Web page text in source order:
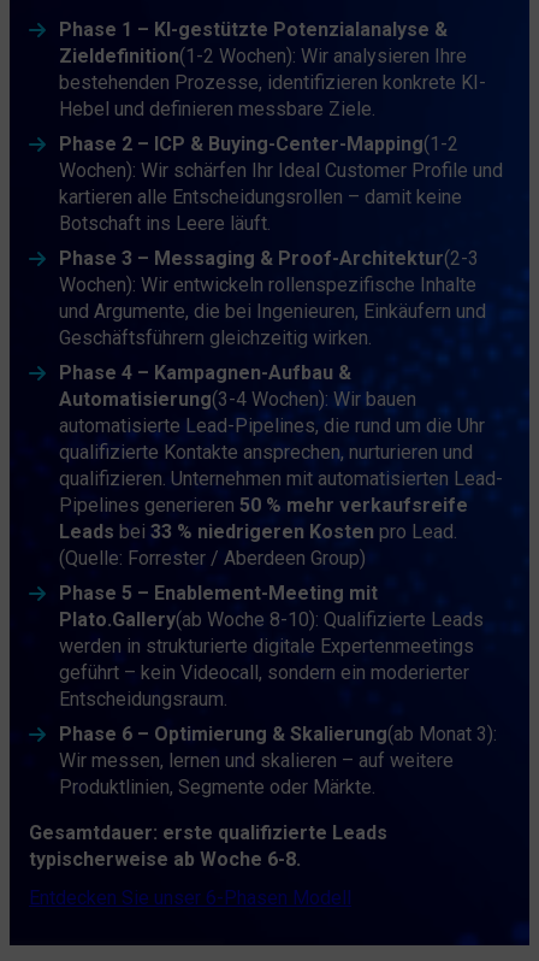
Phase 1 – KI-gestützte Potenzialanalyse &
Zieldefinition(1-2 Wochen): Wir analysieren Ihre
bestehenden Prozesse, identifizieren konkrete KI-
Hebel und definieren messbare Ziele.
Phase 2 – ICP & Buying-Center-Mapping(1-2
Wochen): Wir schärfen Ihr Ideal Customer Profile und
kartieren alle Entscheidungsrollen – damit keine
Botschaft ins Leere läuft.
Phase 3 – Messaging & Proof-Architektur(2-3
Wochen): Wir entwickeln rollenspezifische Inhalte
und Argumente, die bei Ingenieuren, Einkäufern und
Geschäftsführern gleichzeitig wirken.
Phase 4 – Kampagnen-Aufbau &
Automatisierung(3-4 Wochen): Wir bauen
automatisierte Lead-Pipelines, die rund um die Uhr
qualifizierte Kontakte ansprechen, nurturieren und
qualifizieren. Unternehmen mit automatisierten Lead-
Pipelines generieren 50 % mehr verkaufsreife
Leads bei 33 % niedrigeren Kosten pro Lead.
(Quelle: Forrester / Aberdeen Group)
Phase 5 – Enablement-Meeting mit
Plato.Gallery(ab Woche 8-10): Qualifizierte Leads
werden in strukturierte digitale Expertenmeetings
geführt – kein Videocall, sondern ein moderierter
Entscheidungsraum.
Phase 6 – Optimierung & Skalierung(ab Monat 3):
Wir messen, lernen und skalieren – auf weitere
Produktlinien, Segmente oder Märkte.
Gesamtdauer: erste qualifizierte Leads
typischerweise ab Woche 6-8.
Entdecken Sie unser 6-Phasen Modell